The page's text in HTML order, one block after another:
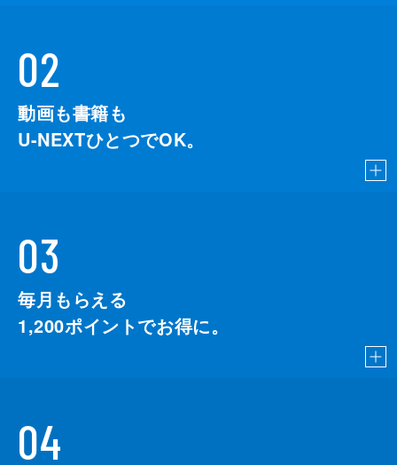
02
動画も書籍も
U-NEXTひとつでOK。
03
毎月もらえる
1,200ポイントでお得に。
04